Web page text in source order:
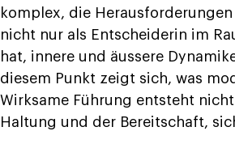
komplex, die
nicht nur als Entscheiderin im
hat, innere und äussere
diesem Punkt zeigt sich, was
Wirksame Führung entsteht
Haltung und der Bereitschaft,